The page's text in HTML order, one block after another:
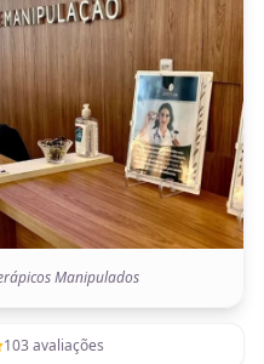
Manipulados
103 avaliações